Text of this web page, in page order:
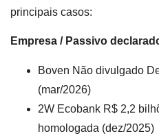
principais casos:
Empresa / Passivo
Boven Não divulgado
(mar/2026)
2W Ecobank R$ 2,2
homologada (dez/2025)